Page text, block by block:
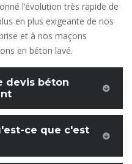
l’évolution très rapide de
en plus exigeante de nos
et à nos maçons
en béton lavé.
devis béton
ce que c'est